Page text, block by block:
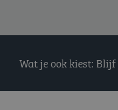
Wat je ook kiest: